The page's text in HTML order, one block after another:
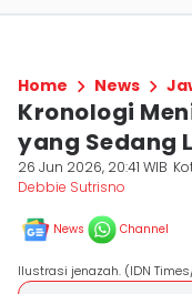
Home News
Kronologi
yang Sedang
26 Jun 2026, 20:41 WIB
Debbie Sutrisno
News Channel
Ilustrasi jenazah. (IDN